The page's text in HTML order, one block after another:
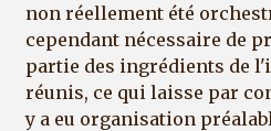
non réellement été
cependant nécessaire de
partie des ingrédients de
réunis, ce qui laisse par
y a eu organisation